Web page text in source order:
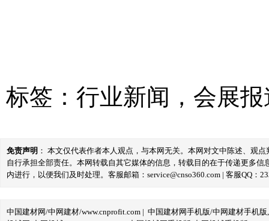
标签： 行业新闻 ， 会展报
免责声明 ： 本文仅代表作者本人观点，与本网无关。本网对文中陈述、观
自行承担全部责任。本网转载自其它媒体的信息，转载目的在于传递更多
内进行，以便我们及时处理。客服邮箱：service@cnso360.com | 客服QQ：
中国建材网/中网建材/www.cnprofit.com | 中国建材网手机版/中网建材手机版